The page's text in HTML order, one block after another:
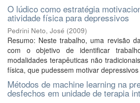
O lúdico como estratégia
atividade física para depressivos
Pedrini Neto, José (2009)
Resumo: Neste trabalho, uma revisão
com o objetivo de identificar
modalidades terapêuticas não
física, que pudessem motivar depressivos
Métodos de machine learning na
desfechos em unidade de terapia